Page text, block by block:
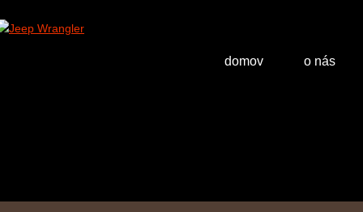
domov o nás